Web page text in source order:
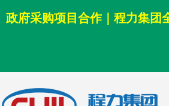
政府采购项目合作｜程力集团